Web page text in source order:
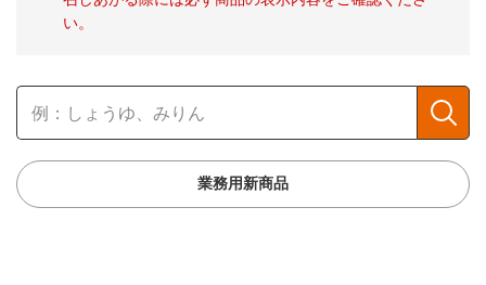
い。
業務用新商品